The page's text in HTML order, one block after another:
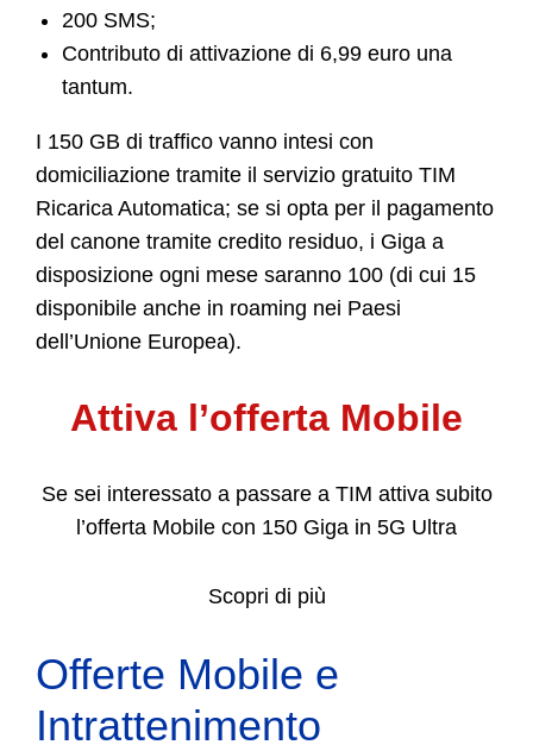
200 SMS;
Contributo di attivazione di 6,99 euro una
tantum.
I 150 GB di traffico vanno intesi con
domiciliazione tramite il servizio gratuito TIM
Ricarica Automatica; se si opta per il pagamento
del canone tramite credito residuo, i Giga a
disposizione ogni mese saranno 100 (di cui 15
disponibile anche in roaming nei Paesi
dell’Unione Europea).
Attiva l’offerta Mobile
Se sei interessato a passare a TIM attiva subito
l’offerta Mobile con 150 Giga in 5G Ultra
Scopri di più
Offerte Mobile e
Intrattenimento